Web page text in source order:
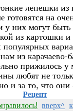
лепешки из
готовятся на
у них могут
из картошки
из карачаево-
прижилось у
любят не
и за то, что
Рецепт
вверх^